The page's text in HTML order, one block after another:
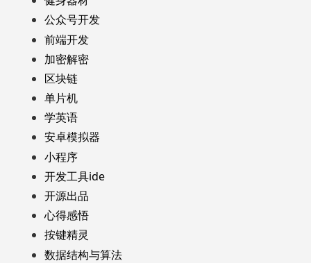
公众号开发
前端开发
加密解密
区块链
单片机
学英语
安卓模拟器
小程序
开发工具ide
开源出品
心得感悟
按键精灵
数据结构与算法